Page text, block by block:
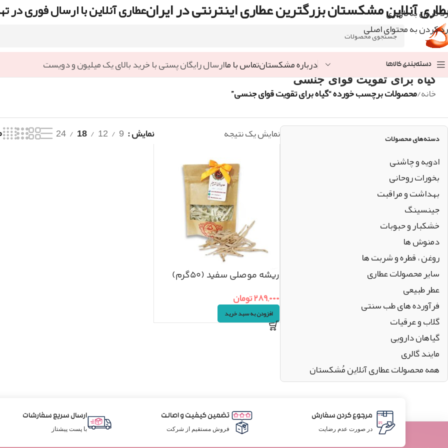
رد کردن به ناوبری
رد کردن به محتوای اصلی
آنلاین مشکستان بزرگترین عطاری اینترنتی در ایرانعطاری آنلاین با ارسال فوری در
دسته‌بندی کالاها درباره مشکستانتماس با ماارسال رایگان پستی با خرید بالای یک میلیون و دویست
گیاه برای تقویت قوای جنسی
خانه/محصولات برچسب خورده “گیاه برای تقویت قوای جنسی”
دسته‌های محصولات
ادویه و چاشنی
بخورات روحانی
بهداشت و مراقبت
جینسینگ
خشکبار و حبوبات
دمنوش ها
روغن ، قطره و شربت ها
سایر محصولات عطاری
عطر طبیعی
فرآورده های طب سنتی
گلاب و عرقیات
گیاهان دارویی
مایند گالری
همه محصولات عطاری آنلاین مُشکستان
نمایش یک نتیجه نمایش 9
12
18
24
ریشه موصلی سفید (۵۰گرم)
۲۸۹,۰۰۰تومان
افزودن به سبد خرید
مرجوع کردن سفارش
در صورت عدم رضایت
تضمین کیفیت و اصالت
فروش مستقیم از شرکت
ارسال سریع سفارشات
با پست پیشتاز